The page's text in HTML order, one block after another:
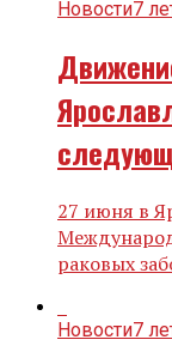
Новости7
27 июня в
раковых
Новости7